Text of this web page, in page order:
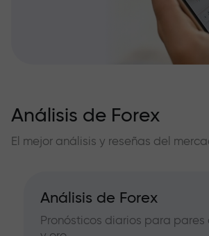
Análisis de Forex
El mejor análisis y reseñas del
Análisis de Forex
Pronósticos diarios para pares